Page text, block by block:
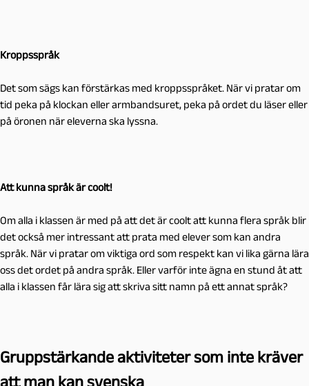
Kroppsspråk
Det som sägs kan förstärkas med kroppsspråket. När vi pratar om
tid peka på klockan eller armbandsuret, peka på ordet du läser eller
på öronen när eleverna ska lyssna.
Att kunna språk är coolt!
Om alla i klassen är med på att det är coolt att kunna flera språk blir
det också mer intressant att prata med elever som kan andra
språk. När vi pratar om viktiga ord som respekt kan vi lika gärna lära
oss det ordet på andra språk. Eller varför inte ägna en stund åt att
alla i klassen får lära sig att skriva sitt namn på ett annat språk?
Gruppstärkande aktiviteter som inte kräver
att man kan svenska